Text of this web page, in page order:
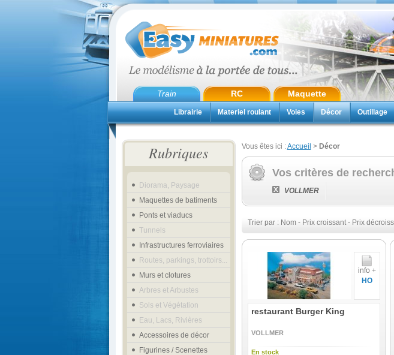
Train RC Maquette
Librairie Materiel roulant Voies Décor Outillage
Rubriques
Diorama, Paysage
Maquettes de batiments
Ponts et viaducs
Tunnels
Infrastructures ferroviaires
Routes, parkings, trottoirs...
Murs et clotures
Arbres et Arbustes
Sols et Végétation
Eau, Lacs, Rivières
Accessoires de décor
Figurines / Scenettes
Vous êtes ici :Accueil > Décor
Vos critères de
VOLLMER
Trier par : Nom- Prix croissant- Prix
info +
HO
restaurant Burger King
VOLLMER
En stock